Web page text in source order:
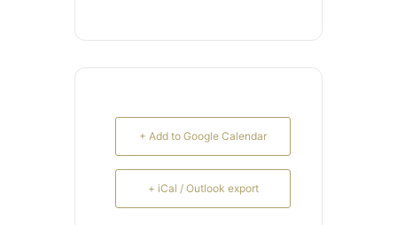
+ Add to Google Calendar
+ iCal / Outlook export